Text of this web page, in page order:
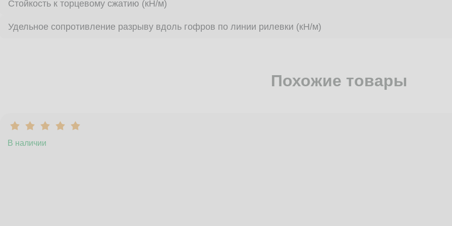
Стойкость к торцевому сжатию (кН/м)
Удельное сопротивление разрыву вдоль гофров по линии рилевки (кН/м)
Похожие товары
В наличии